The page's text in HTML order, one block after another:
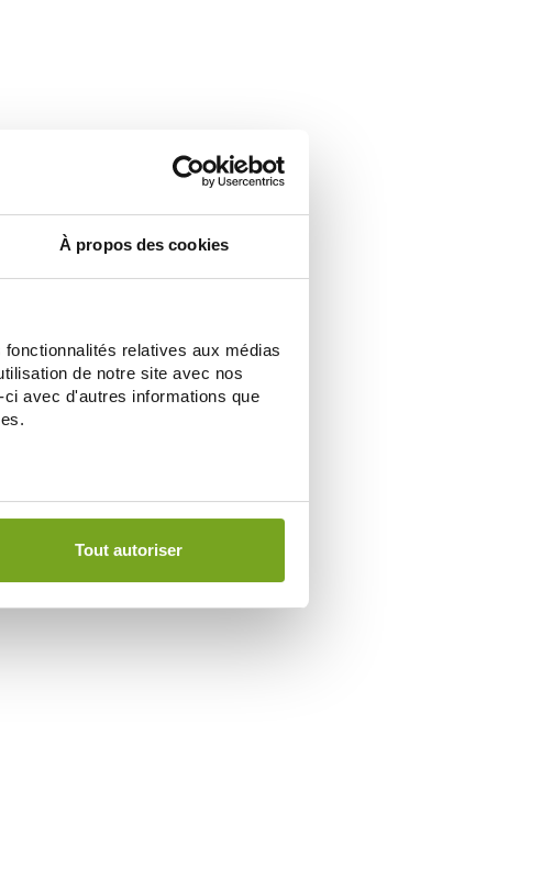
À propos des cookies
relatives aux médias
de notre site avec nos
avec d'autres informations que
Tout autoriser